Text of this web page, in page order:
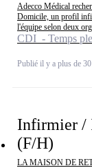
Adecco Médical
Domicile, un profil
l'équipe selon deux
CDI - Temps
Publié il y a plus de
Infirmier /
(F/H)
LA MAISON DE